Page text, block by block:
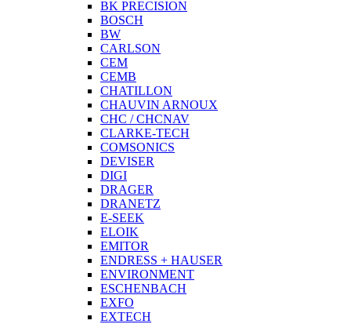
BK PRECISION
BOSCH
BW
CARLSON
CEM
CEMB
CHATILLON
CHAUVIN ARNOUX
CHC / CHCNAV
CLARKE-TECH
COMSONICS
DEVISER
DIGI
DRAGER
DRANETZ
E-SEEK
ELOIK
EMITOR
ENDRESS + HAUSER
ENVIRONMENT
ESCHENBACH
EXFO
EXTECH